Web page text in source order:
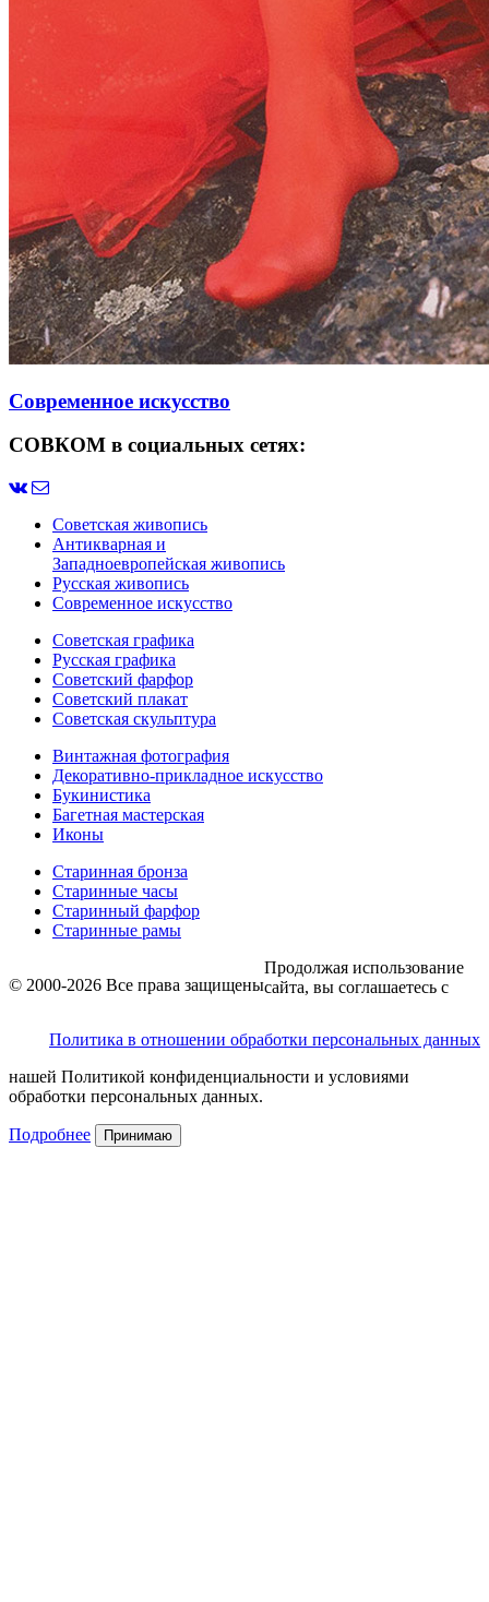
Современное искусство
СОВКОМ в социальных сетях:
Советская живопись
Антикварная и
Западноевропейская живопись
Русская живопись
Современное искусство
Советская графика
Русская графика
Советский фарфор
Советский плакат
Советская скульптура
Винтажная фотография
Декоративно-прикладное искусство
Букинистика
Багетная мастерская
Иконы
Старинная бронза
Старинные часы
Старинный фарфор
Старинные рамы
© 2000-2026 Все права защищены
Политика в отношении обработки персональных данных
Продолжая использование
сайта, вы соглашаетесь с
нашей Политикой конфиденциальности и условиями
обработки персональных данных.
Подробнее Принимаю